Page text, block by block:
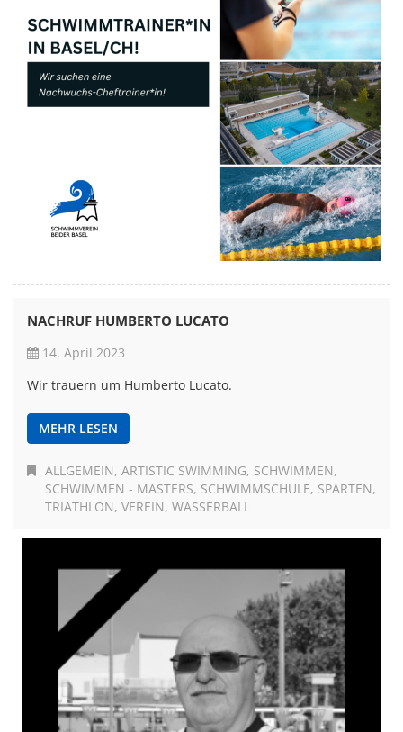
NACHRUF HUMBERTO LUCATO
14. April 2023
Wir trauern um Humberto Lucato.
MEHR LESEN
ALLGEMEIN ARTISTIC SWIMMING SCHWIMMEN
SCHWIMMEN - MASTERS SCHWIMMSCHULE SPARTEN
TRIATHLON VEREIN WASSERBALL